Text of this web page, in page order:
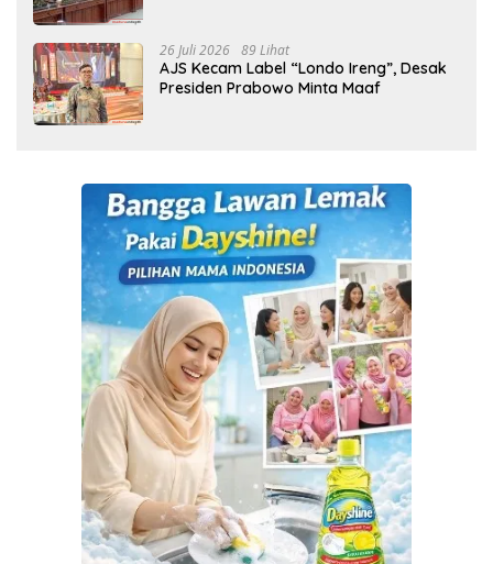
26 Juli 2026 89 Lihat
AJS Kecam Label “Londo Ireng”, Desak
Presiden Prabowo Minta Maaf